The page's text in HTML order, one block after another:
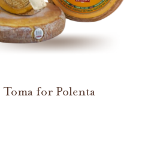
Toma for Polenta